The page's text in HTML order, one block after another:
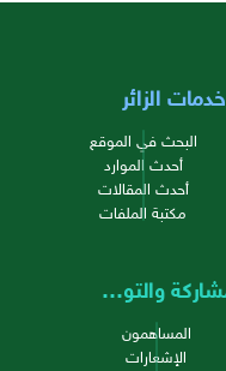
خدمات الزائر
البحث في الموقع
أحدث الموارد
أحدث المقالات
مكتبة الملفات
المشاركة والتواصل
المساهمون
الإشعارات